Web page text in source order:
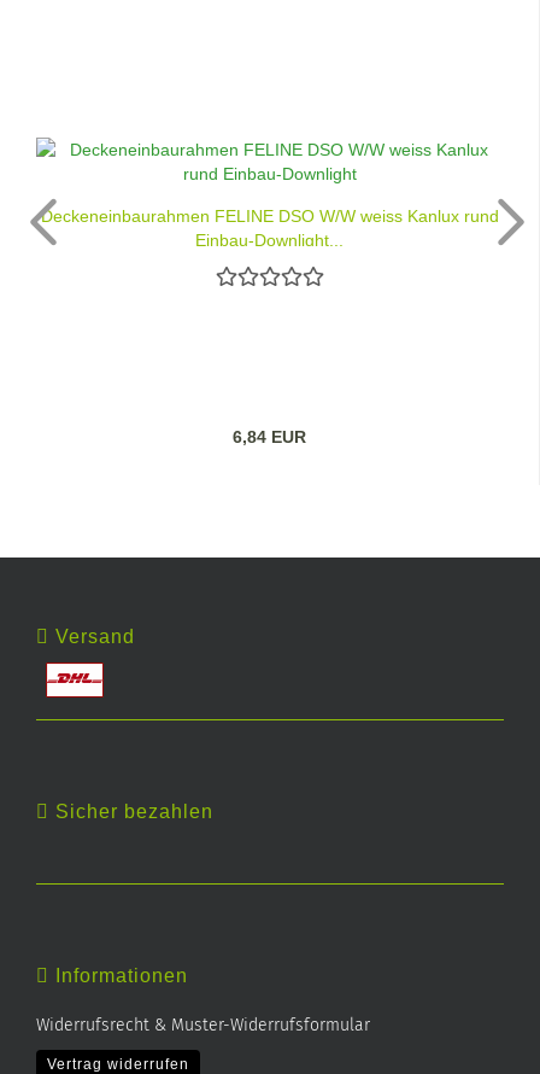
Deckeneinbaurahmen FELINE DSO W/W weiss Kanlux rund
Einbau-Downlight...
6,84 EUR
Versand
Sicher bezahlen
Informationen
Widerrufsrecht & Muster-Widerrufsformular
Vertrag widerrufen